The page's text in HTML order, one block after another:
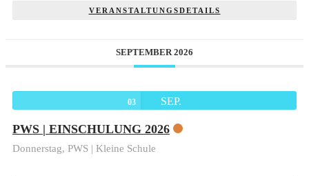
VERANSTALTUNGSDETAILS
SEPTEMBER 2026
03 SEP.
PWS | EINSCHULUNG 2026
Donnerstag, PWS | Kleine Schule